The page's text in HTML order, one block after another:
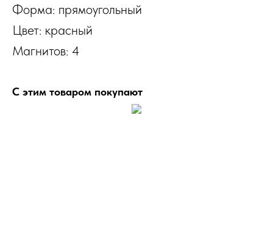
Форма: прямоугольный
Цвет: красный
Магнитов: 4
С этим товаром покупают